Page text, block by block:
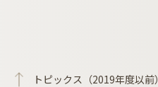
トピックス（2019年度以前）